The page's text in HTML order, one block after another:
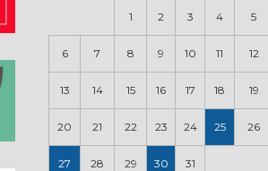
1 2 3 4 5
6 7 8 9 10 11 12
13 14 15 16 17 18 19
20 21 22 23 24 25 26
27 28 29 30 31